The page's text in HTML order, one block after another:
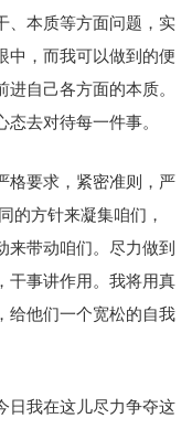
、本质等方面问题，实
中，而我可以做到的便
自己各方面的本质。
去对待每一件事。
格要求，紧密准则，严
的方针来凝集咱们，
来带动咱们。尽力做到
干事讲作用。我将用真
给他们一个宽松的自我
日我在这儿尽力争夺这